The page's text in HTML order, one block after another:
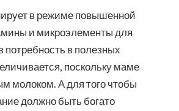
в режиме повышенной
и микроэлементы для
потребность в полезных
поскольку маме
молоком. А для того чтобы
должно быть богато